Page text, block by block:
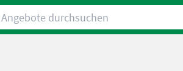
durchsuchen